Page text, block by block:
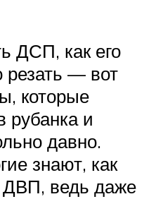
ДСП, как его
резать — вот
которые
рубанка и
давно.
знают, как
ведь даже